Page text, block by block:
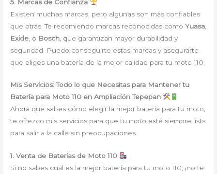
5. Marcas de Confianza
Existen muchas marcas, pero algunas son más confiables
que otras. Te recomiendo marcas reconocidas comoYuasa
Exide , o Bosch , que garantizan mayor durabilidad y
seguridad. Puedo conseguirte estas marcas y asegurarte
que eliges una batería de la mejor calidad para tu moto 110.
Mis Servicios: Todo lo que Necesitas para Mantener tu
Batería para Moto 110 en Ampliación Tepepan
Ahora que sabes cómo elegir la mejor batería para tu moto,
te ofrezco mis servicios para que tu moto esté siempre lista
para salir a la calle sin preocupaciones.
1. Venta de Baterías de Moto 110
Si no sabes cuál es la mejor batería para tu moto 110, ¡no te